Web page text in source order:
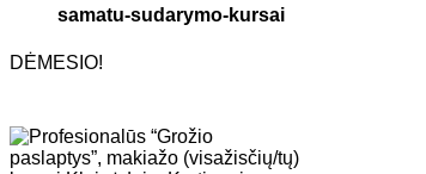
samatu-sudarymo-kursai
DĖMESIO!